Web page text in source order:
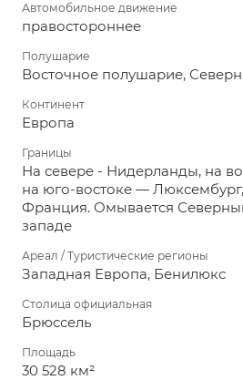
Автомобильное движение
правостороннее
Полушарие
Восточное полушарие,
Континент
Европа
Границы
На севере - Нидерланды, на
на юго-востоке —
Франция. Омывается
западе
Ареал / Туристические регионы
Западная Европа, Бенилюкс
Столица официальная
Брюссель
Площадь
30 528 км²